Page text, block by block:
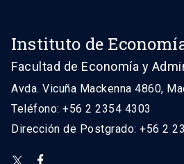
Instituto de
Facultad de Economía y
Avda. Vicuña Mackenna 4860,
Teléfono: +56 2 2354 4303
Dirección de Postgrado: +56 2